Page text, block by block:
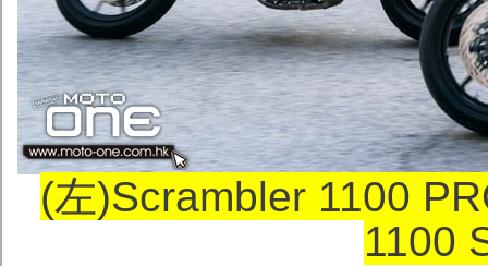
(左)Scrambler 1100
1100